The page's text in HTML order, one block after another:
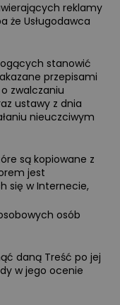
reklamy
że Usługodawca
stanowić
przepisami
zwalczaniu
ustawy z dnia
nieuczciwym
są kopiowane z
jest
się w Internecie,
osób
daną Treść po jej
w jego ocenie